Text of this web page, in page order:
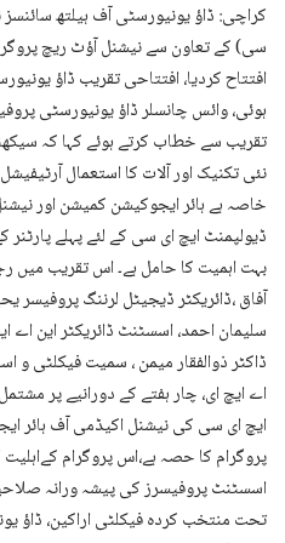
کراچی: ڈاؤ یونیورسٹی آف ہیلتھ
سی) کے تعاون سے نیشنل آؤٹ ریچ
افتتاح کردیا، افتتاحی تقریب ڈاؤ
ہوئی، وائس چانسلر ڈاؤ یونیورسٹی
تقریب سے خطاب کرتے ہوئے کہا کہ
نئی تکنیک اور آلات کا استعمال
خاصہ ہے ہائر ایجوکیشن کمیشن اور
ڈیولپمنٹ ایچ ای سی کے لئے پہلے
بہت اہمیت کا حامل ہے۔ اس تقریب میں
آفاق ،ڈائریکٹر ڈیجیٹل لرننگ پروفیسر
سلیمان احمد، اسسٹنٹ ڈائریکٹر این
ڈاکٹر ذوالفقار میمن ، سمیت فیکلٹی و
اے ایچ ای، چار ہفتے کے دورانیے پر
ایچ ای سی کی نیشنل اکیڈمی آف ہائر
اسسٹنٹ پروفیسرز کی پیشہ ورانہ
تحت منتخب کردہ فیکلٹی اراکین، ڈاؤ